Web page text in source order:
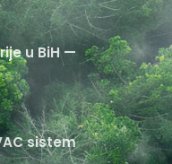
u BiH —
sistem